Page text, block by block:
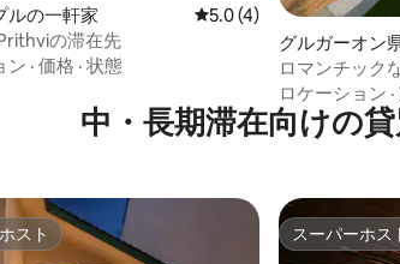
ルの一軒家 レビュー4件、5つ星中
5.0 (4)
の滞在先
ン · 価格 · 状態
グルガーオン
ロマンチック
オ｜専用テラ
ロケーション ·
中・長期滞在向けの
スト
スト スーパーホス
スーパーホス